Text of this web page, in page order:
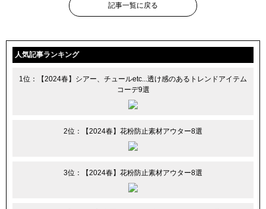
記事一覧に戻る
人気記事ランキング
1位：【2024春】シアー、チュールetc...透け感のあるトレンドアイテム
コーデ9選
2位：【2024春】花粉防止素材アウター8選
3位：【2024春】花粉防止素材アウター8選